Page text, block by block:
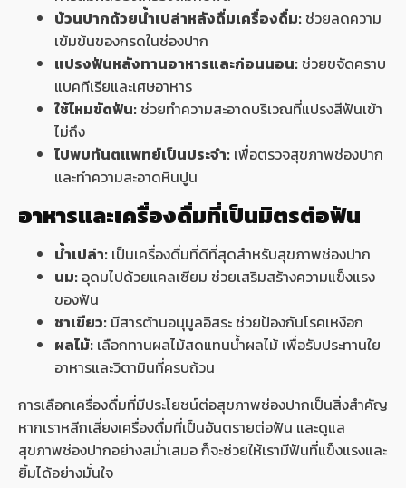
บ้วนปากด้วยน้ำเปล่าหลังดื่มเครื่องดื่ม: ช่วยลดความ
เข้มข้นของกรดในช่องปาก
แปรงฟันหลังทานอาหารและก่อนนอน: ช่วยขจัดคราบ
แบคทีเรียและเศษอาหาร
ใช้ไหมขัดฟัน: ช่วยทำความสะอาดบริเวณที่แปรงสีฟันเข้า
ไม่ถึง
ไปพบทันตแพทย์เป็นประจำ: เพื่อตรวจสุขภาพช่องปาก
และทำความสะอาดหินปูน
อาหารและเครื่องดื่มที่เป็นมิตรต่อฟัน
น้ำเปล่า: เป็นเครื่องดื่มที่ดีที่สุดสำหรับสุขภาพช่องปาก
นม: อุดมไปด้วยแคลเซียม ช่วยเสริมสร้างความแข็งแรง
ของฟัน
ชาเขียว: มีสารต้านอนุมูลอิสระ ช่วยป้องกันโรคเหงือก
ผลไม้: เลือกทานผลไม้สดแทนน้ำผลไม้ เพื่อรับประทานใย
อาหารและวิตามินที่ครบถ้วน
การเลือกเครื่องดื่มที่มีประโยชน์ต่อสุขภาพช่องปากเป็นสิ่งสำคัญ
หากเราหลีกเลี่ยงเครื่องดื่มที่เป็นอันตรายต่อฟัน และดูแล
สุขภาพช่องปากอย่างสม่ำเสมอ ก็จะช่วยให้เรามีฟันที่แข็งแรงและ
ยิ้มได้อย่างมั่นใจ